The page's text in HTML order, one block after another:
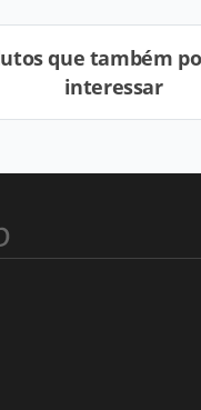
que também
interessar